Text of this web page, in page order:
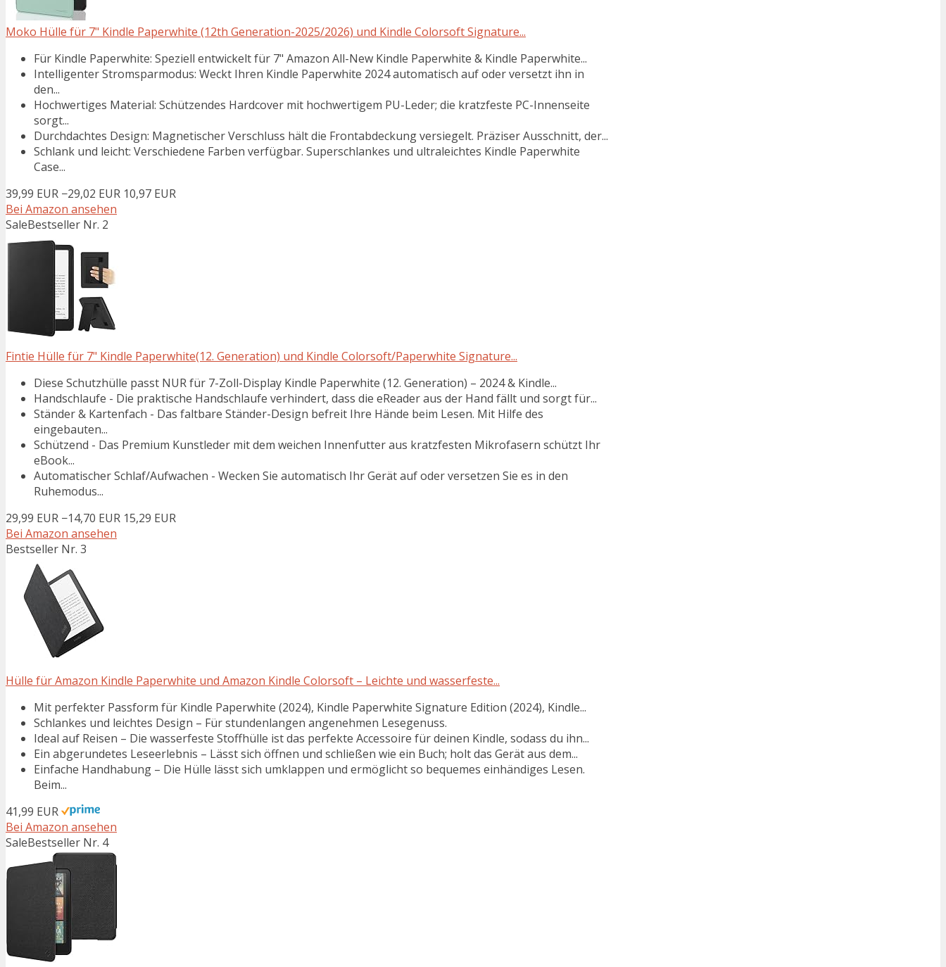
Moko Hülle für 7" Kindle Paperwhite (12th Generation-2025/2026) und Kindle Colorsoft Signature...
Für Kindle Paperwhite: Speziell entwickelt für 7" Amazon All-New Kindle Paperwhite & Kindle Paperwhite...
Intelligenter Stromsparmodus: Weckt Ihren Kindle Paperwhite 2024 automatisch auf oder versetzt ihn in
den...
Hochwertiges Material: Schützendes Hardcover mit hochwertigem PU-Leder; die kratzfeste PC-Innenseite
sorgt...
Durchdachtes Design: Magnetischer Verschluss hält die Frontabdeckung versiegelt. Präziser Ausschnitt, der...
Schlank und leicht: Verschiedene Farben verfügbar. Superschlankes und ultraleichtes Kindle Paperwhite
Case...
39,99 EUR −29,02 EUR 10,97 EUR
Bei Amazon ansehen
SaleBestseller Nr. 2
Fintie Hülle für 7" Kindle Paperwhite(12. Generation) und Kindle Colorsoft/Paperwhite Signature...
Diese Schutzhülle passt NUR für 7-Zoll-Display Kindle Paperwhite (12. Generation) – 2024 & Kindle...
Handschlaufe - Die praktische Handschlaufe verhindert, dass die eReader aus der Hand fällt und sorgt für...
Ständer & Kartenfach - Das faltbare Ständer-Design befreit Ihre Hände beim Lesen. Mit Hilfe des
eingebauten...
Schützend - Das Premium Kunstleder mit dem weichen Innenfutter aus kratzfesten Mikrofasern schützt Ihr
eBook...
Automatischer Schlaf/Aufwachen - Wecken Sie automatisch Ihr Gerät auf oder versetzen Sie es in den
Ruhemodus...
29,99 EUR −14,70 EUR 15,29 EUR
Bei Amazon ansehen
Bestseller Nr. 3
Hülle für Amazon Kindle Paperwhite und Amazon Kindle Colorsoft – Leichte und wasserfeste...
Mit perfekter Passform für Kindle Paperwhite (2024), Kindle Paperwhite Signature Edition (2024), Kindle...
Schlankes und leichtes Design – Für stundenlangen angenehmen Lesegenuss.
Ideal auf Reisen – Die wasserfeste Stoffhülle ist das perfekte Accessoire für deinen Kindle, sodass du ihn...
Ein abgerundetes Leseerlebnis – Lässt sich öffnen und schließen wie ein Buch; holt das Gerät aus dem...
Einfache Handhabung – Die Hülle lässt sich umklappen und ermöglicht so bequemes einhändiges Lesen.
Beim...
41,99 EUR
Bei Amazon ansehen
SaleBestseller Nr. 4